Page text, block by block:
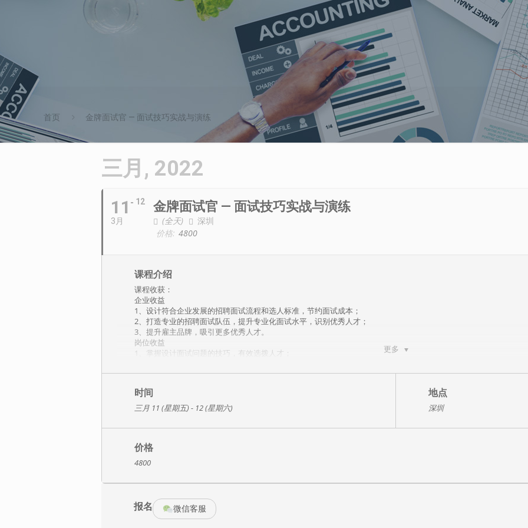
首页 金牌面试官 — 面试技巧实战与演练
三月, 2022
11
3月
12 金牌面试官 — 面试技巧实战与演练
(全天)
深圳
价格: 4800
更多
课程介绍
课程收获：
企业收益
1、设计符合企业发展的招聘面试流程和选人标准，节约面试成本；
2、打造专业的招聘面试队伍，提升专业化面试水平，识别优秀人才；
3、提升雇主品牌，吸引更多优秀人才。
岗位收益
1、掌握设计面试问题的技巧，有效选拨人才；
3、掌握结构化/行为面试法的流程及技巧，提升面试技能；
课程特色：
1、本项目是源自科锐国际的权威认证课程。作为领先的以技术驱动的整体人才解决方案服务商，科锐国际目前是国
课程大纲：
【第一天】
1、JD 定义
（2）条件组合
（3）发展/吸引点/时间描述
时间
三月 11 (星期五) - 12 (星期六)
地点
深圳
价格
4800
报名 微信客服